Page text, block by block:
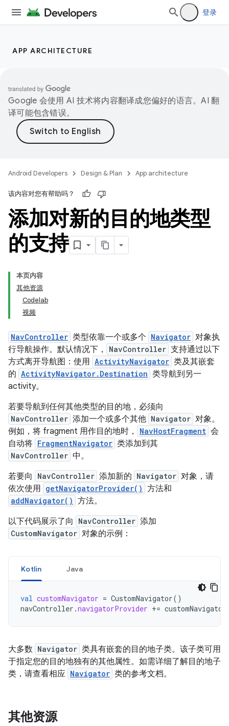
登录
APP ARCHITECTURE
Google 会使用 AI 技术将内容翻译成您偏好的语言。AI 翻
译可能包含错误。
Android Developers Design & Plan App architecture
该内容对您有帮助吗？
添加对新的目的地类型
的支持
本页内容
其他资源
Codelab
视频
NavController 类型依靠一个或多个 Navigator 对象执
行导航操作。默认情况下，
NavController 支持通过以下
方式离开导航图：使用 ActivityNavigator 类及其嵌套
的 ActivityNavigator.Destination 类导航到另一
activity。
若要导航到任何其他类型的目的地，必须向
NavController 添加一个或多个其他 Navigator 对象。
例如，将 fragment 用作目的地时，
NavHostFragment 会
自动将 FragmentNavigator 类添加到其
NavController 中。
若要向
NavController 添加新的 Navigator 对象，请
依次使用 getNavigatorProvider() 方法和
addNavigator() 方法。
以下代码展示了向
NavController 添加
CustomNavigator 对象的示例：
Kotlin Java
val customNavigator = CustomNavigator()
navController .navigatorProvider += customNavigator
大多数 Navigator 类具有嵌套的目的地子类。该子类可用
于指定您的目的地独有的其他属性。如需详细了解目的地子
类，请查看相应 Navigator 类的参考文档。
其他资源